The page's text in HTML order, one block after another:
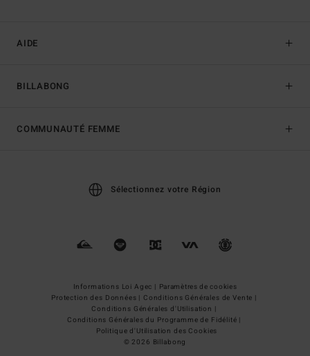
AIDE
BILLABONG
COMMUNAUTÉ FEMME
Sélectionnez votre Région
Informations Loi Agec | Paramètres de cookies
Protection des Données | Conditions Générales de Vente |
Conditions Générales d'Utilisation |
Conditions Générales du Programme de Fidélité |
Politique d'Utilisation des Cookies
© 2026 Billabong